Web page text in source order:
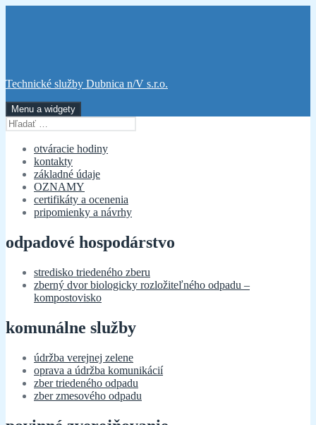
Technické služby Dubnica n/V s.r.o.
Menu a widgety
Hľadať:
otváracie hodiny
kontakty
základné údaje
OZNAMY
certifikáty a ocenenia
pripomienky a návrhy
odpadové hospodárstvo
stredisko triedeného zberu
zberný dvor biologicky rozložiteľného odpadu –
kompostovisko
komunálne služby
údržba verejnej zelene
oprava a údržba komunikácií
zber triedeného odpadu
zber zmesového odpadu